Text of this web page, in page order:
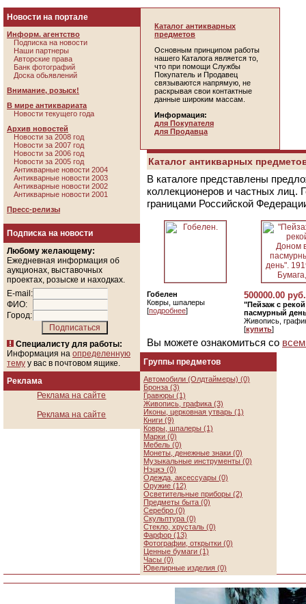
Новости на портале
Информ. агентство
Подписка на новости
Наши партнеры
Авторские права
Банк фотографий
Доска обьявлений
Внимание, розыск!
В мире антиквариата
Новости текущего года
Архив новостей
Новости за 2008 год
Новости за 2007 год
Новости за 2006 год
Новости за 2005 год
Антикварные новости 2004
Антикварные новости 2003
Антикварные новости 2002
Антикварные новости 2001
Пресс-релизы
Подписка на новости
Любому желающему:
Ежедневная информация об
аукционах, выставочных
проектах, розыске и находках.
E-mail:
ФИО:
Город:
Специалисту для работы:
Информация на определенную
тему у вас в почтовом ящике.
Реклама
Реклама на сайте
Реклама на сайте
Каталог антикварных
предметов
Основным принципом работы
нашего Каталога является то,
что при помощи Службы
Покупатель и Продавец
связываются напрямую, не
раскрывая свои контактные
данные широким массам.
Информация:
для Покупателя
для Продавца
Каталог антикварных
В каталоге представлены
коллекционеров и частных лиц.
границами Российской
Гобелен
Ковры, шпалеры
[подробнее]
500000.00 руб.
"Пейзаж с
пасмурный
Живопись,
[купить]
Вы можете ознакомиться со
Группы предметов
Автомобили (Олдтаймеры) (0)
Бронза (3)
Гравюры (1)
Живопись, графика (3)
Иконы, церковная утварь (1)
Книги (9)
Ковры, шпалеры (1)
Марки (0)
Мебель (0)
Монеты, денежные знаки (0)
Музыкальные инструменты (0)
Нэцкэ (0)
Одежда, аксессуары (0)
Оружие (12)
Осветительные приборы (2)
Предметы быта (0)
Серебро (0)
Скульптура (0)
Стекло, хрусталь (0)
Фарфор (13)
Фотографии, открытки (0)
Ценные бумаги (1)
Часы (0)
Ювелирные изделия (0)